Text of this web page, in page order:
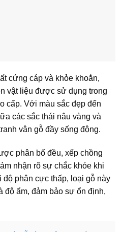
cứng cáp và khỏe khoắn,
vật liệu được sử dụng trong
cấp. Với màu sắc đẹp đến
các sắc thái nâu vàng và
vân gỗ đầy sống động.
phân bố đều, xếp chồng
nhận rõ sự chắc khỏe khi
độ phân cực thấp, loại gỗ này
ẩm, đảm bảo sự ổn định,